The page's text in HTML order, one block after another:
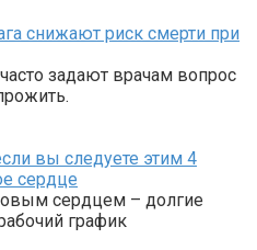
снижают риск смерти при
задают врачам вопрос
вы следуете этим 4
сердце
сердцем – долгие
график